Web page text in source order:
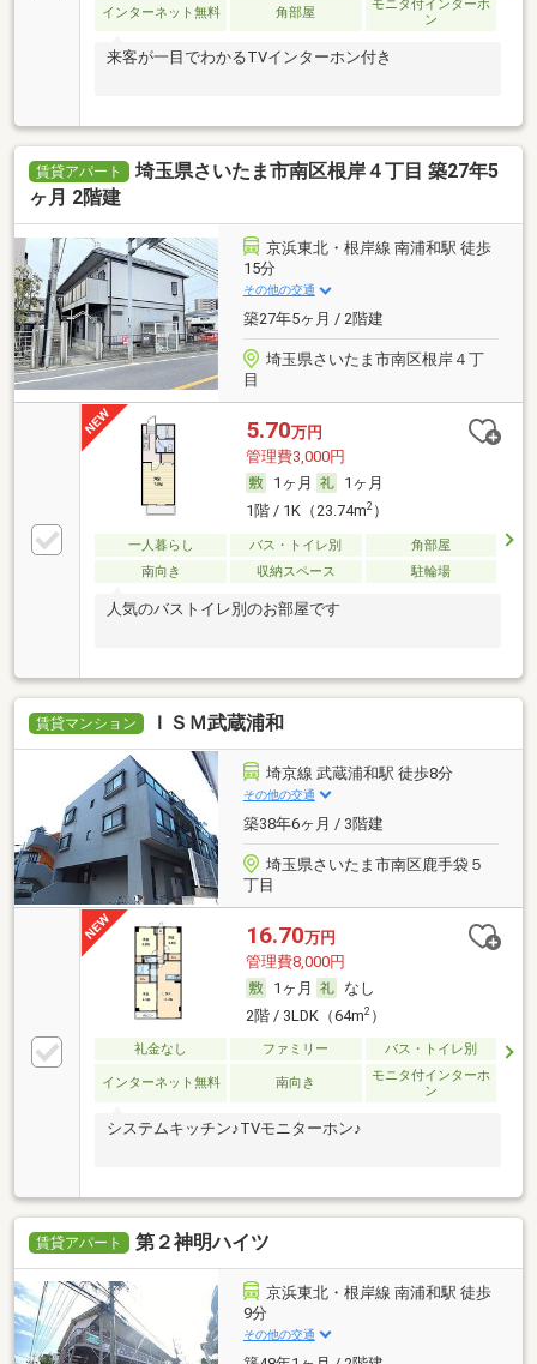
インターネット無料 角部屋
モニタ付インターホ
ン
来客が一目でわかるTVインターホン付き
賃貸アパート
埼玉県さいたま市南区根岸４丁目 築27年5
ヶ月 2階建
京浜東北・根岸線 南浦和駅 徒歩
15分
その他の交通
築27年5ヶ月 / 2階建
埼玉県さいたま市南区根岸４丁
目
5.70万円
管理費3,000円
1ヶ月
1ヶ月
1階 / 1K（23.74m2）
一人暮らし バス・トイレ別
角部屋
南向き
収納スペース 駐輪場
人気のバストイレ別のお部屋です
賃貸マンション ＩＳＭ武蔵浦和
埼京線 武蔵浦和駅 徒歩8分
その他の交通
築38年6ヶ月 / 3階建
埼玉県さいたま市南区鹿手袋５
丁目
16.70万円
管理費8,000円
1ヶ月
なし
2階 / 3LDK（64m2）
礼金なし ファミリー バス・トイレ別
インターネット無料 南向き
モニタ付インターホ
ン
システムキッチン♪TVモニターホン♪
賃貸アパート 第２神明ハイツ
京浜東北・根岸線 南浦和駅 徒歩
9分
その他の交通